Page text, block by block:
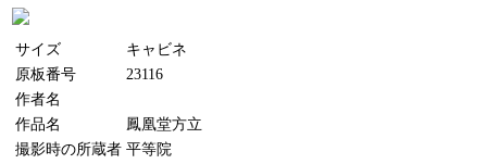
サイズ
キャビネ
原板番号
23116
作者名
作品名
鳳凰堂方立
撮影時の所蔵者 平等院